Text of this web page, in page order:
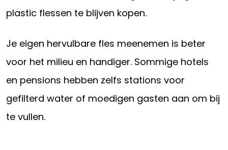
plastic flessen te blijven kopen.
Je eigen hervulbare fles meenemen is beter
voor het milieu en handiger. Sommige hotels
en pensions hebben zelfs stations voor
gefilterd water of moedigen gasten aan om bij
te vullen.